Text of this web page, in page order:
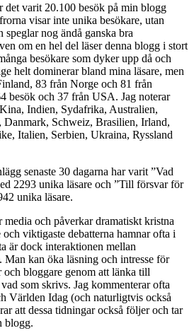
det varit 20.100 besök på min blogg
visar inte unika besökare, utan
nog ändå ganska bra
om en hel del läser denna blogg i stort
besökare som dyker upp då och
helt dominerar bland mina läsare, men
83 från Norge och 81 från
besök och 37 från USA. Jag noterar
Indien, Sydafrika, Australien,
Danmark, Schweiz, Brasilien, Irland,
Italien, Serbien, Ukraina, Ryssland
senaste 30 dagarna har varit ”Vad
2293 unika läsare och ”Till försvar för
unika läsare.
och påverkar dramatiskt kristna
viktigaste debatterna hamnar ofta i
är dock interaktionen mellan
Man kan öka läsning och intresse för
bloggare genom att länka till
som skrivs. Jag kommenterar ofta
Världen Idag (och naturligtvis också
att dessa tidningar också följer och tar
blogg.